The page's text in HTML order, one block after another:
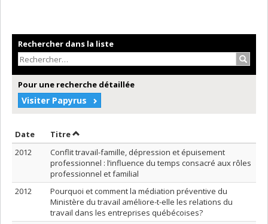
Rechercher dans la liste
Pour une recherche détaillée
Visiter Papyrus
Date Trier par date en ordre croissant
TitreTrier par titre en ordre croissant
2012
Conflit travail-famille, dépression et épuisement
professionnel : l’influence du temps consacré aux rôles
professionnel et familial
2012
Pourquoi et comment la médiation préventive du
Ministère du travail améliore-t-elle les relations du
travail dans les entreprises québécoises?